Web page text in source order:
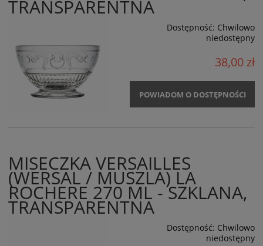
TRANSPARENTNA
Dostępność: Chwilowo
niedostępny
38,00 zł
POWIADOM O DOSTĘPNOŚCI
MISECZKA VERSAILLES
(WERSAL / MUSZLA) LA
ROCHERE 270 ML - SZKLANA,
TRANSPARENTNA
Dostępność: Chwilowo
niedostępny